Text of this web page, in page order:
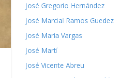
José Gregorio Hernández
José Marcial Ramos Guedez
José María Vargas
José Martí
José Vicente Abreu